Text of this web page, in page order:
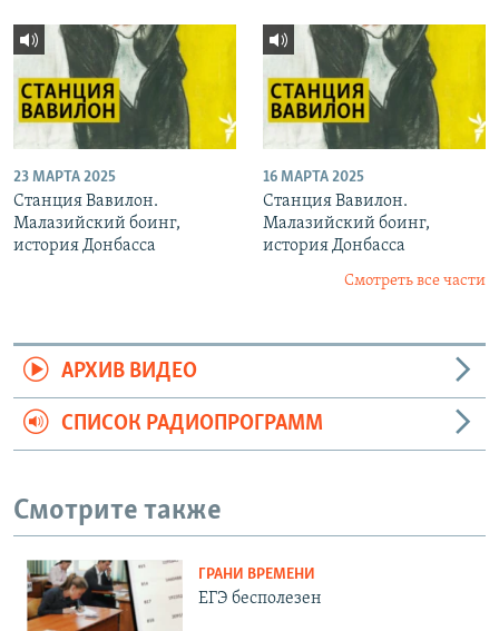
23 МАРТА 2025
Станция Вавилон.
Малазийский боинг,
история Донбасса
16 МАРТА 2025
Станция Вавилон.
Малазийский боинг,
история Донбасса
Смотреть все части
АРХИВ ВИДЕО
СПИСОК РАДИОПРОГРАММ
Смотрите также
ГРАНИ ВРЕМЕНИ
ЕГЭ бесполезен